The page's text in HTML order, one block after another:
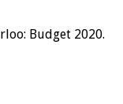
Budget 2020.